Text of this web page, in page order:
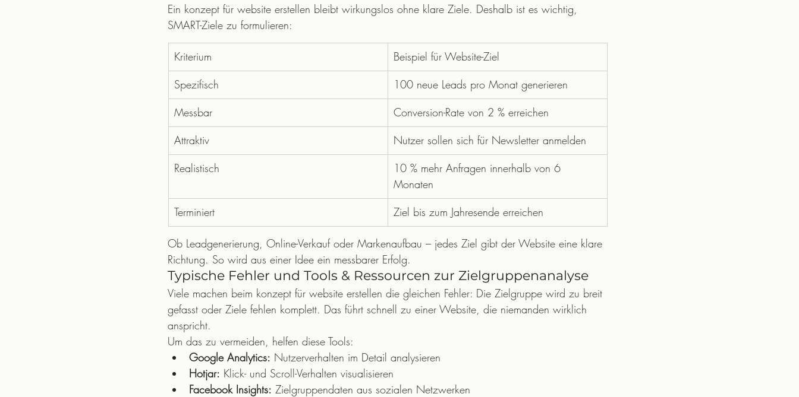
Ein konzept für website erstellen bleibt wirkungslos ohne klare Ziele. Deshalb ist es wichtig,
SMART-Ziele zu formulieren:
Kriterium
Beispiel für Website-Ziel
Spezifisch
100 neue Leads pro Monat generieren
Messbar
Conversion-Rate von 2 % erreichen
Attraktiv
Nutzer sollen sich für Newsletter anmelden
Realistisch
10 % mehr Anfragen innerhalb von 6
Monaten
Terminiert
Ziel bis zum Jahresende erreichen
Ob Leadgenerierung, Online-Verkauf oder Markenaufbau – jedes Ziel gibt der Website eine klare
Richtung. So wird aus einer Idee ein messbarer Erfolg.
Typische Fehler und Tools & Ressourcen zur Zielgruppenanalyse
Viele machen beim konzept für website erstellen die gleichen Fehler: Die Zielgruppe wird zu breit
gefasst oder Ziele fehlen komplett. Das führt schnell zu einer Website, die niemanden wirklich
anspricht.
Um das zu vermeiden, helfen diese Tools:
Google Analytics: Nutzerverhalten im Detail analysieren
Hotjar: Klick- und Scroll-Verhalten visualisieren
Facebook Insights: Zielgruppendaten aus sozialen Netzwerken